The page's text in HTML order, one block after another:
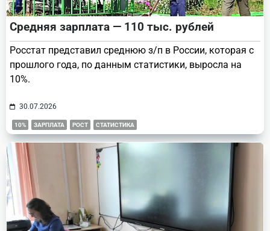
Средняя зарплата — 110 тыс. рублей
Росстат представил среднюю з/п в России, которая с
прошлого года, по данным статистики, выросла на
10%.
30.07.2026
10% ЗАРПЛАТА РОСТ СТАТИСТИКА